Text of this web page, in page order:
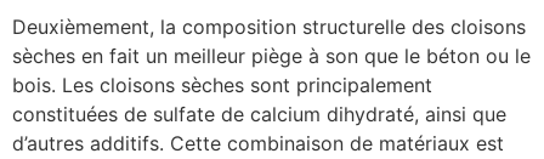
Deuxièmement, la composition structurelle des cloisons
sèches en fait un meilleur piège à son que le béton ou le
bois. Les cloisons sèches sont principalement
constituées de sulfate de calcium dihydraté, ainsi que
d’autres additifs. Cette combinaison de matériaux est